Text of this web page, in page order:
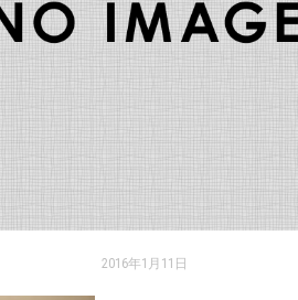
2016年1月11日